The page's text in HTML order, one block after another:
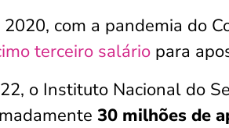
2020, com a pandemia do
terceiro salário para
o Instituto Nacional do
30 milhões de